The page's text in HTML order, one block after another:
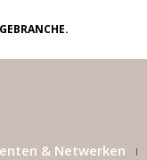
& Netwerken